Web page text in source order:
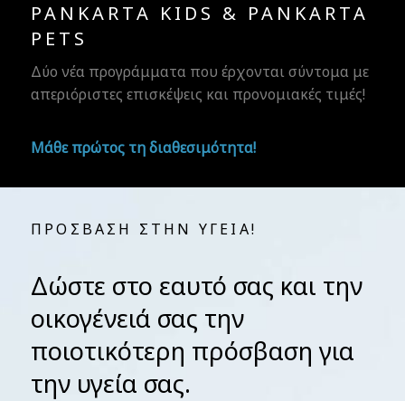
PANKARTA KIDS & PANKARTA
PETS
Δύο νέα προγράμματα που έρχονται σύντομα με
απεριόριστες επισκέψεις και προνομιακές τιμές!
Μάθε πρώτος τη διαθεσιμότητα!
ΠΡΟΣΒΑΣΗ ΣΤΗΝ ΥΓΕΙΑ!
Δώστε στο εαυτό σας και την
οικογένειά σας την
ποιοτικότερη πρόσβαση για
την υγεία σας.
Ερρίκος Ντυνάν